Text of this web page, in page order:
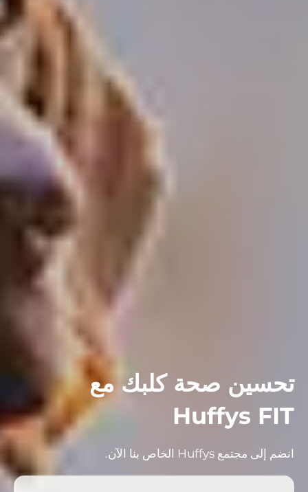
تحسين صحة كلبك مع
Huffys FIT
انضم إلى مجتمع Huffys الخاص بنا الآن.